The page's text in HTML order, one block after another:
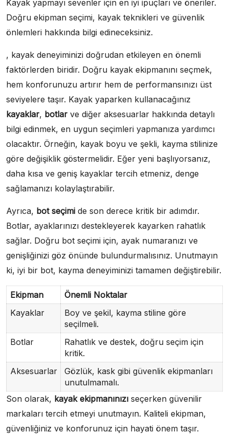
Kayak yapmayı sevenler için en iyi ipuçları ve öneriler.
Doğru ekipman seçimi, kayak teknikleri ve güvenlik
önlemleri hakkında bilgi edineceksiniz.
, kayak deneyiminizi doğrudan etkileyen en önemli
faktörlerden biridir. Doğru kayak ekipmanını seçmek,
hem konforunuzu artırır hem de performansınızı üst
seviyelere taşır. Kayak yaparken kullanacağınız
kayaklar, botlar ve diğer aksesuarlar hakkında detaylı
bilgi edinmek, en uygun seçimleri yapmanıza yardımcı
olacaktır. Örneğin, kayak boyu ve şekli, kayma stilinize
göre değişiklik göstermelidir. Eğer yeni başlıyorsanız,
daha kısa ve geniş kayaklar tercih etmeniz, denge
sağlamanızı kolaylaştırabilir.
Ayrıca, bot seçimi de son derece kritik bir adımdır.
Botlar, ayaklarınızı destekleyerek kayarken rahatlık
sağlar. Doğru bot seçimi için, ayak numaranızı ve
genişliğinizi göz önünde bulundurmalısınız. Unutmayın
ki, iyi bir bot, kayma deneyiminizi tamamen değiştirebilir.
Ekipman
Önemli Noktalar
Kayaklar
Boy ve şekil, kayma stiline göre
seçilmeli.
Botlar
Rahatlık ve destek, doğru seçim için
kritik.
Aksesuarlar
Gözlük, kask gibi güvenlik ekipmanları
unutulmamalı.
Son olarak, kayak ekipmanınızı seçerken güvenilir
markaları tercih etmeyi unutmayın. Kaliteli ekipman,
güvenliğiniz ve konforunuz için hayati önem taşır.